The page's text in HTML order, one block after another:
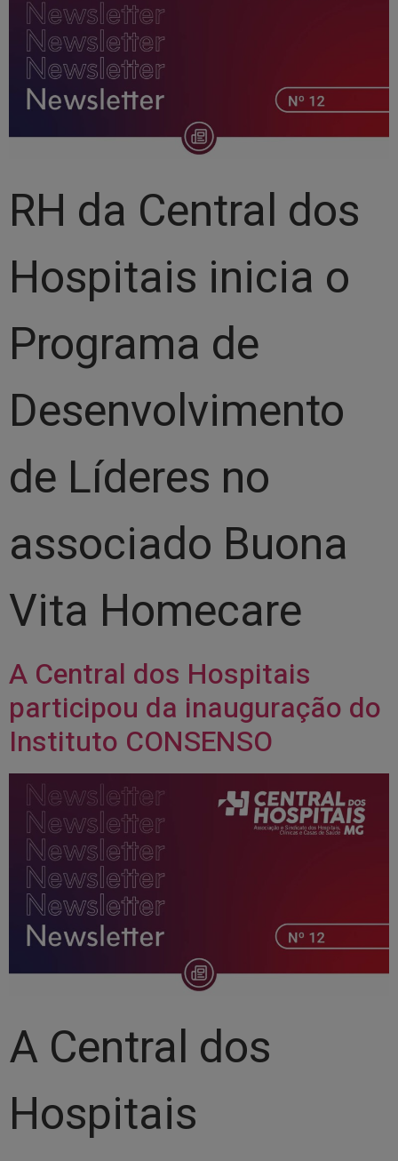
RH da Central dos
Hospitais inicia o
Programa de
Desenvolvimento
de Líderes no
associado Buona
Vita Homecare
A Central dos Hospitais
participou da inauguração do
Instituto CONSENSO
A Central dos
Hospitais